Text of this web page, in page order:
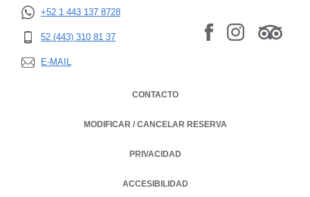
+52 1 443 137 8728
52 (443) 310 81 37
E-MAIL
CONTACTO
MODIFICAR / CANCELAR RESERVA
PRIVACIDAD
OPENS IN A NEW TAB.
ACCESIBILIDAD